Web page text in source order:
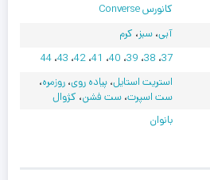
کانورس Converse
آبی،سبز، کرم
37، 38، 39، 40، 41،42، 43،44
استریت استایل،پیاده روی،روزمره،
ست اسپرت،ست فشن، کژوال
بانوان